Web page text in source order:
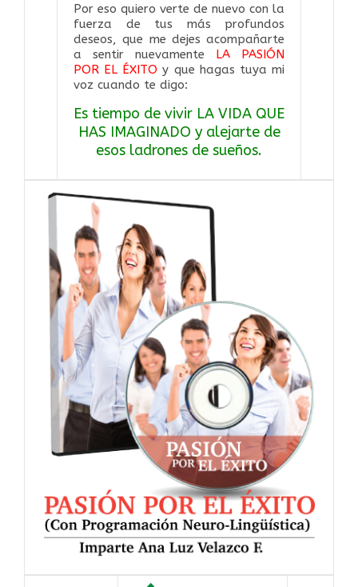
Por eso quiero verte de nuevo con la
fuerza de tus más profundos
deseos, que me dejes acompañarte
a sentir nuevamente LA PASIÓN
POR EL ÉXITO y que hagas tuya mi
voz cuando te digo:
Es tiempo de vivir LA VIDA QUE
HAS IMAGINADO y alejarte de
esos ladrones de sueños.